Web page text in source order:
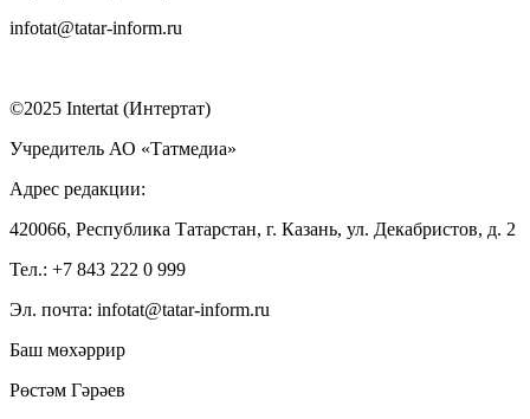
infotat@tatar-inform.ru
©2025 Intertat (Интертат)
Учредитель АО «Татмедиа»
Адрес редакции:
420066, Республика Татарстан, г. Казань, ул. Декабристов, д. 2
Тел.: +7 843 222 0 999
Эл. почта: infotat@tatar-inform.ru
Баш мөхәррир
Рөстәм Гәрәев